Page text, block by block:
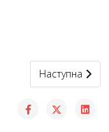
та Міжнародний
Наступна
Наступна